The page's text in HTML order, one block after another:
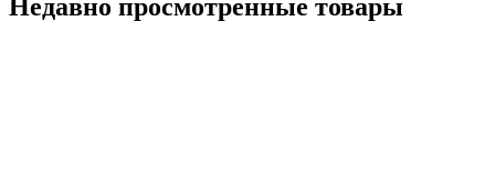
Недавно просмотренные товары